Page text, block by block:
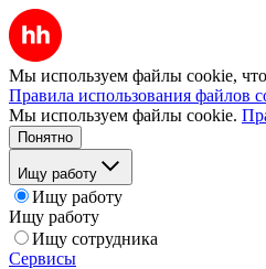
Мы используем файлы cookie,
Правила использования файлов
Мы используем файлы cookie.
Понятно
Ищу работу
Ищу работу
Ищу работу
Ищу сотрудника
Сервисы